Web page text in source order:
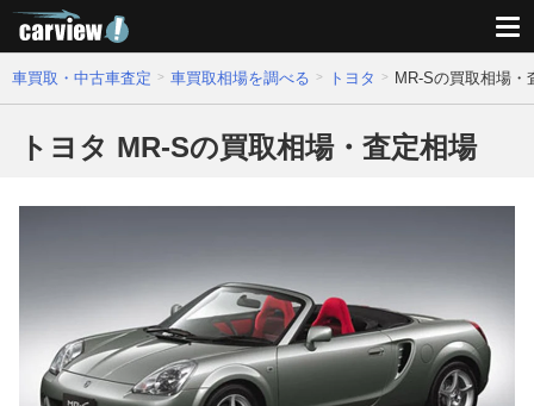
車買取・中古車査定 車買取相場を調べる トヨタ MR-Sの買取相場・
トヨタ MR-Sの買取相場・査定相場